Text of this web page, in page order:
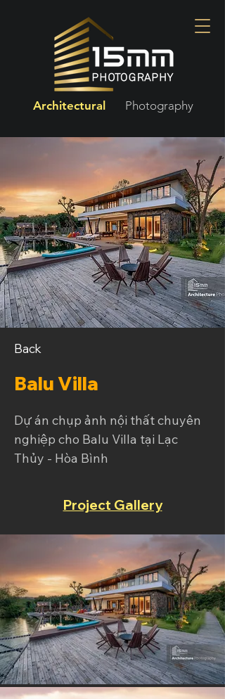
Architectural Photography
Back
Balu Villa
Dự án chụp ảnh nội thất chuyên
nghiệp cho Balu Villa tại Lạc
Thủy - Hòa Bình
Project Gallery